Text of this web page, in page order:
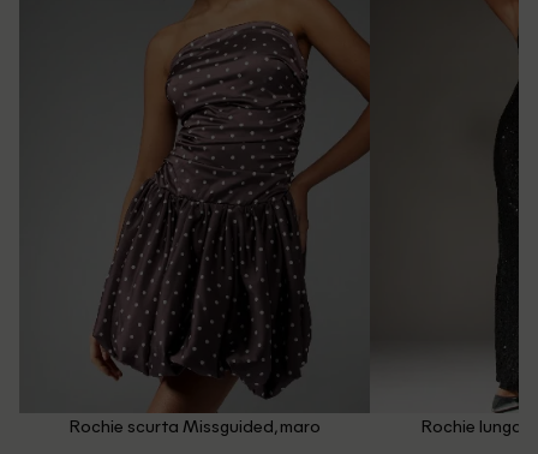
Rochie scurta Missguided, maro Rochie lunga